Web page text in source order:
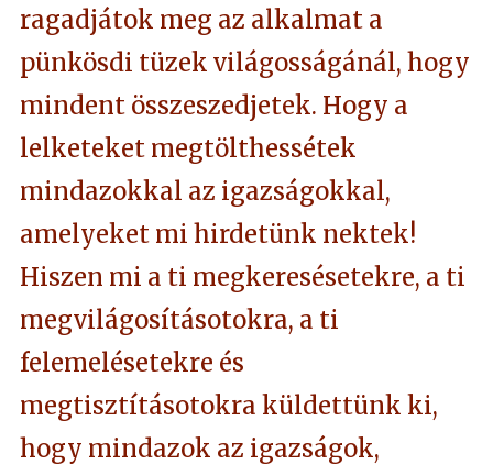
ragadjátok meg az alkalmat a
pünkösdi tüzek világosságánál, hogy
mindent összeszedjetek. Hogy a
lelketeket megtölthessétek
mindazokkal az igazságokkal,
amelyeket mi hirdetünk nektek!
Hiszen mi a ti megkeresésetekre, a ti
megvilágosításotokra, a ti
felemelésetekre és
megtisztításotokra küldettünk ki,
hogy mindazok az igazságok,